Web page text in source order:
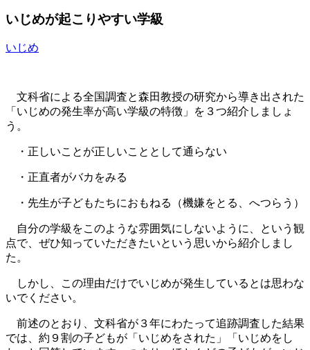
いじめが起こりやすい学級
いじめ
文科省による全国調査と森田教授の研究から導き出された
「いじめの発生率が高い学級の特徴」を３つ紹介しましょ
う。
・正しいことが正しいこととして通らない
・正直者がバカをみる
・先生が子どもたちにおもねる（機嫌をとる、へつらう）
自分の学級をこのような雰囲気にしないように、という観
点で、ぜひ知っていただきたいという思いから紹介しまし
た。
しかし、この理由だけでいじめが発生しているとは思わな
いでください。
前述のとおり、文科省が３年にわたって追跡調査した結果
では、約９割の子どもが「いじめをされた」「いじめをし